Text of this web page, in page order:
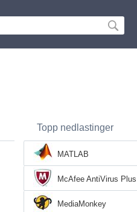
Topp nedlastinger
MATLAB
McAfee AntiVirus Plus
MediaMonkey